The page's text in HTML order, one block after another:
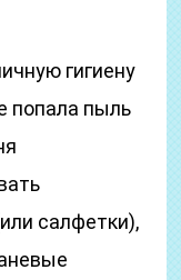
гигиену
попала пыль
салфетки),